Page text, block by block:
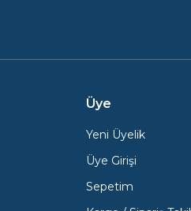
Üye
Yeni Üyelik
Üye Girişi
Sepetim